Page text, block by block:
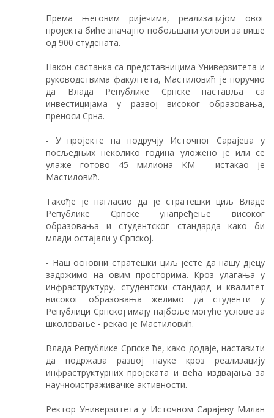
Према његовим ријечима, реализацијом овог
пројекта биће значајно побољшани услови за више
од 900 студената.
Након састанка са представницима Универзитета и
руководствима факултета, Мастиловић је поручио
да Влада Републике Српске наставља са
инвестицијама у развој високог образовања,
преноси Срна.
- У пројекте на подручју Источног Сарајева у
посљедњих неколико година уложено је или се
улаже готово 45 милиона КМ - истакао је
Мастиловић.
Такође је нагласио да је стратешки циљ Владе
Републике Српске унапређење високог
образовања и студентског стандарда како би
млади остајали у Српској.
- Наш основни стратешки циљ јесте да нашу дјецу
задржимо на овим просторима. Кроз улагања у
инфраструктуру, студентски стандард и квалитет
високог образовања желимо да студенти у
Републици Српској имају најбоље могуће услове за
школовање - рекао је Мастиловић.
Влада Републике Српске ће, како додаје, наставити
да подржава развој науке кроз реализацију
инфраструктурних пројеката и већа издвајања за
научноистраживачке активности.
Ректор Универзитета у Источном Сарајеву Милан